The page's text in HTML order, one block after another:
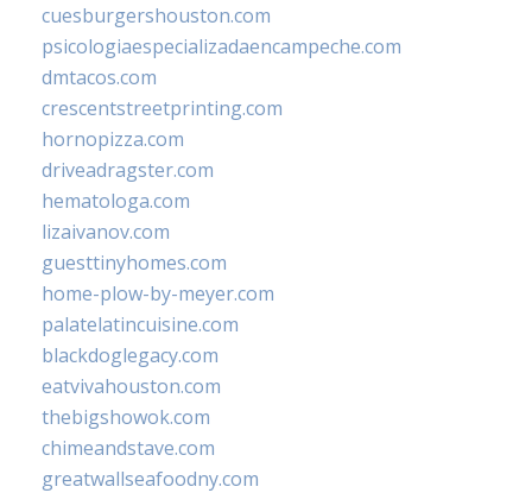
cuesburgershouston.com
psicologiaespecializadaencampeche.com
dmtacos.com
crescentstreetprinting.com
hornopizza.com
driveadragster.com
hematologa.com
lizaivanov.com
guesttinyhomes.com
home-plow-by-meyer.com
palatelatincuisine.com
blackdoglegacy.com
eatvivahouston.com
thebigshowok.com
chimeandstave.com
greatwallseafoodny.com